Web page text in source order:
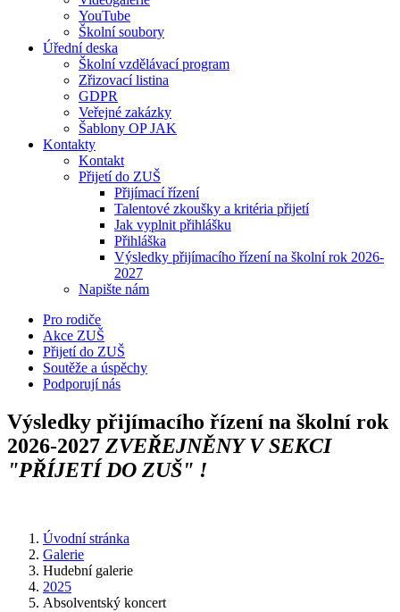
YouTube
Školní soubory
Úřední deska
Školní vzdělávací program
Zřizovací listina
GDPR
Veřejné zakázky
Šablony OP JAK
Kontakty
Kontakt
Přijetí do ZUŠ
Přijímací řízení
Talentové zkoušky a kritéria přijetí
Jak vyplnit přihlášku
Přihláška
Výsledky přijímacího řízení na školní rok 2026-
2027
Napište nám
Pro rodiče
Akce ZUŠ
Přijetí do ZUŠ
Soutěže a úspěchy
Podporují nás
Výsledky přijímacího řízení na školní rok
2026-2027 ZVEŘEJNĚNY V SEKCI
"PŘÍJETÍ DO ZUŠ" !
Úvodní stránka
Galerie
Hudební galerie
2025
Absolventský koncert